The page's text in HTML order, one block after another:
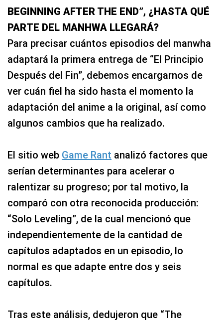
BEGINNING AFTER THE END”, ¿HASTA QUÉ
PARTE DEL MANHWA LLEGARÁ?
Para precisar cuántos episodios del manwha
adaptará la primera entrega de “El Principio
Después del Fin”, debemos encargarnos de
ver cuán fiel ha sido hasta el momento la
adaptación del anime a la original, así como
algunos cambios que ha realizado.
El sitio web Game Rant analizó factores que
serían determinantes para acelerar o
ralentizar su progreso; por tal motivo, la
comparó con otra reconocida producción:
“Solo Leveling”, de la cual mencionó que
independientemente de la cantidad de
capítulos adaptados en un episodio, lo
normal es que adapte entre dos y seis
capítulos.
Tras este análisis, dedujeron que “The